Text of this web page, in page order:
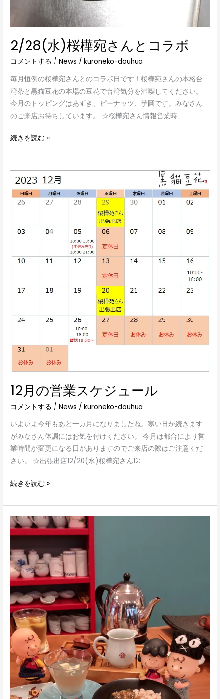
2/28(水)桜樺宛さんとコラボ
コメントする /News /kuroneko-douhua
毎月恒例の桜樺宛さんとのコラボ日です！桜樺宛さんの本格台
湾茶と黒猫豆花の本場の豆花で台湾気分を満喫してください。
今月のトッピングはあずき、ピーナッツ、芋圓です。みなさん
のご来店お待ちしています。 ☆桜樺宛さん情報営業時
続きを読む »
12月の営業スケジュール
コメントする /News /kuroneko-douhua
いよいよ今年もあと一カ月になりましたね。寒い日が続きます
がみなさん体調にはお気を付けください。 今月は都合により営
業時間が変更になる日がありますのでご来店の際はご注意くだ
さい。 ☆出張出店12/20(水)桜樺宛さん12:
12
月
の
業
ー
続きを読む »
10/18(水)
は
樺
宛
さ
ん
と
の
コ
ラ
ボ
日
で
す